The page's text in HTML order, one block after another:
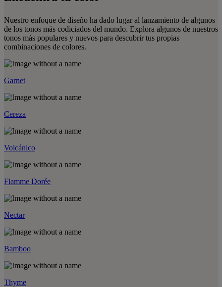
Nuestro enfoque de diseño ha dado lugar al lanzamiento de algunos
de los tonos más codiciados del mundo. Explora algunos de nuestros
tonos más populares y nuevos para descubrir tus propias
combinaciones de colores.
Garnet
Cereza
Volcánico
Flamme Dorée
Nectar
Bamboo
Thyme